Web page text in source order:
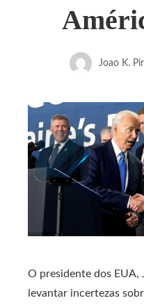
Joao K.
O presidente dos EUA,
levantar incertezas